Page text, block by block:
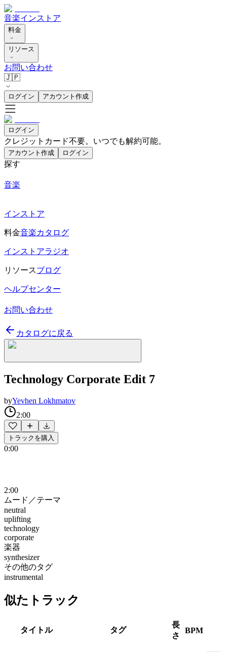
音楽インストア
料金
リソース
お問い合わせ
🇯🇵
ログイン アカウント作成
ログイン
クレジットカード不要。いつでも解約可能。
アカウント作成 ログイン
探す
音楽
インストア
料金音楽カタログ
インストアラジオ
リソースブログ
ヘルプセンター
お問い合わせ
カタログに戻る
Technology Corporate Edit 7
byYevhen Lokhmatov
2:00
トラックを購入
0:00
2:00
ムード／テーマ
neutral
uplifting
technology
corporate
楽器
synthesizer
その他のタグ
instrumental
似たトラック
タイトル タグ
長
さ
BPM